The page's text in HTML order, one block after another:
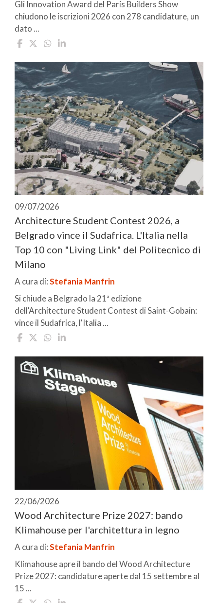
Gli Innovation Award del Paris Builders Show
chiudono le iscrizioni 2026 con 278 candidature, un
dato ...
09/07/2026
Architecture Student Contest 2026, a
Belgrado vince il Sudafrica. L'Italia nella
Top 10 con "Living Link" del Politecnico di
Milano
A cura di:Stefania Manfrin
Si chiude a Belgrado la 21ª edizione
dell'Architecture Student Contest di Saint-Gobain:
vince il Sudafrica, l'Italia ...
22/06/2026
Wood Architecture Prize 2027: bando
Klimahouse per l'architettura in legno
A cura di:Stefania Manfrin
Klimahouse apre il bando del Wood Architecture
Prize 2027: candidature aperte dal 15 settembre al
15 ...